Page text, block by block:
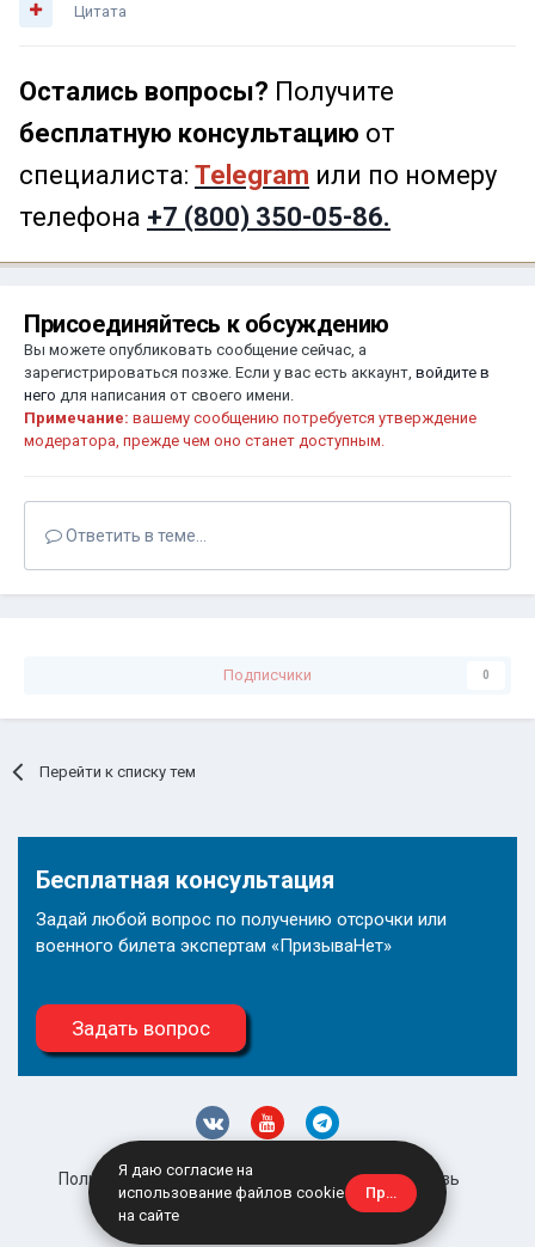
Цитата
Остались вопросы? Получите
бесплатную консультацию от
специалиста: Telegram или по номеру
телефона +7 (800) 350-05-86.
Присоединяйтесь к обсуждению
Вы можете опубликовать сообщение сейчас, а
зарегистрироваться позже. Если у вас есть аккаунт, войдите в
него для написания от своего имени.
Примечание: вашему сообщению потребуется утверждение
модератора, прежде чем оно станет доступным.
Ответить в теме...
Подписчики 0
Перейти к списку тем
Бесплатная консультация
Задай любой вопрос по получению отсрочки или
военного билета экспертам «ПризываНет»
Задать вопрос
Политика конфиденциальности
Обратная связь
site@prizyvanet.ru
Я даю согласие на
использование файлов cookie
на сайте
Принять